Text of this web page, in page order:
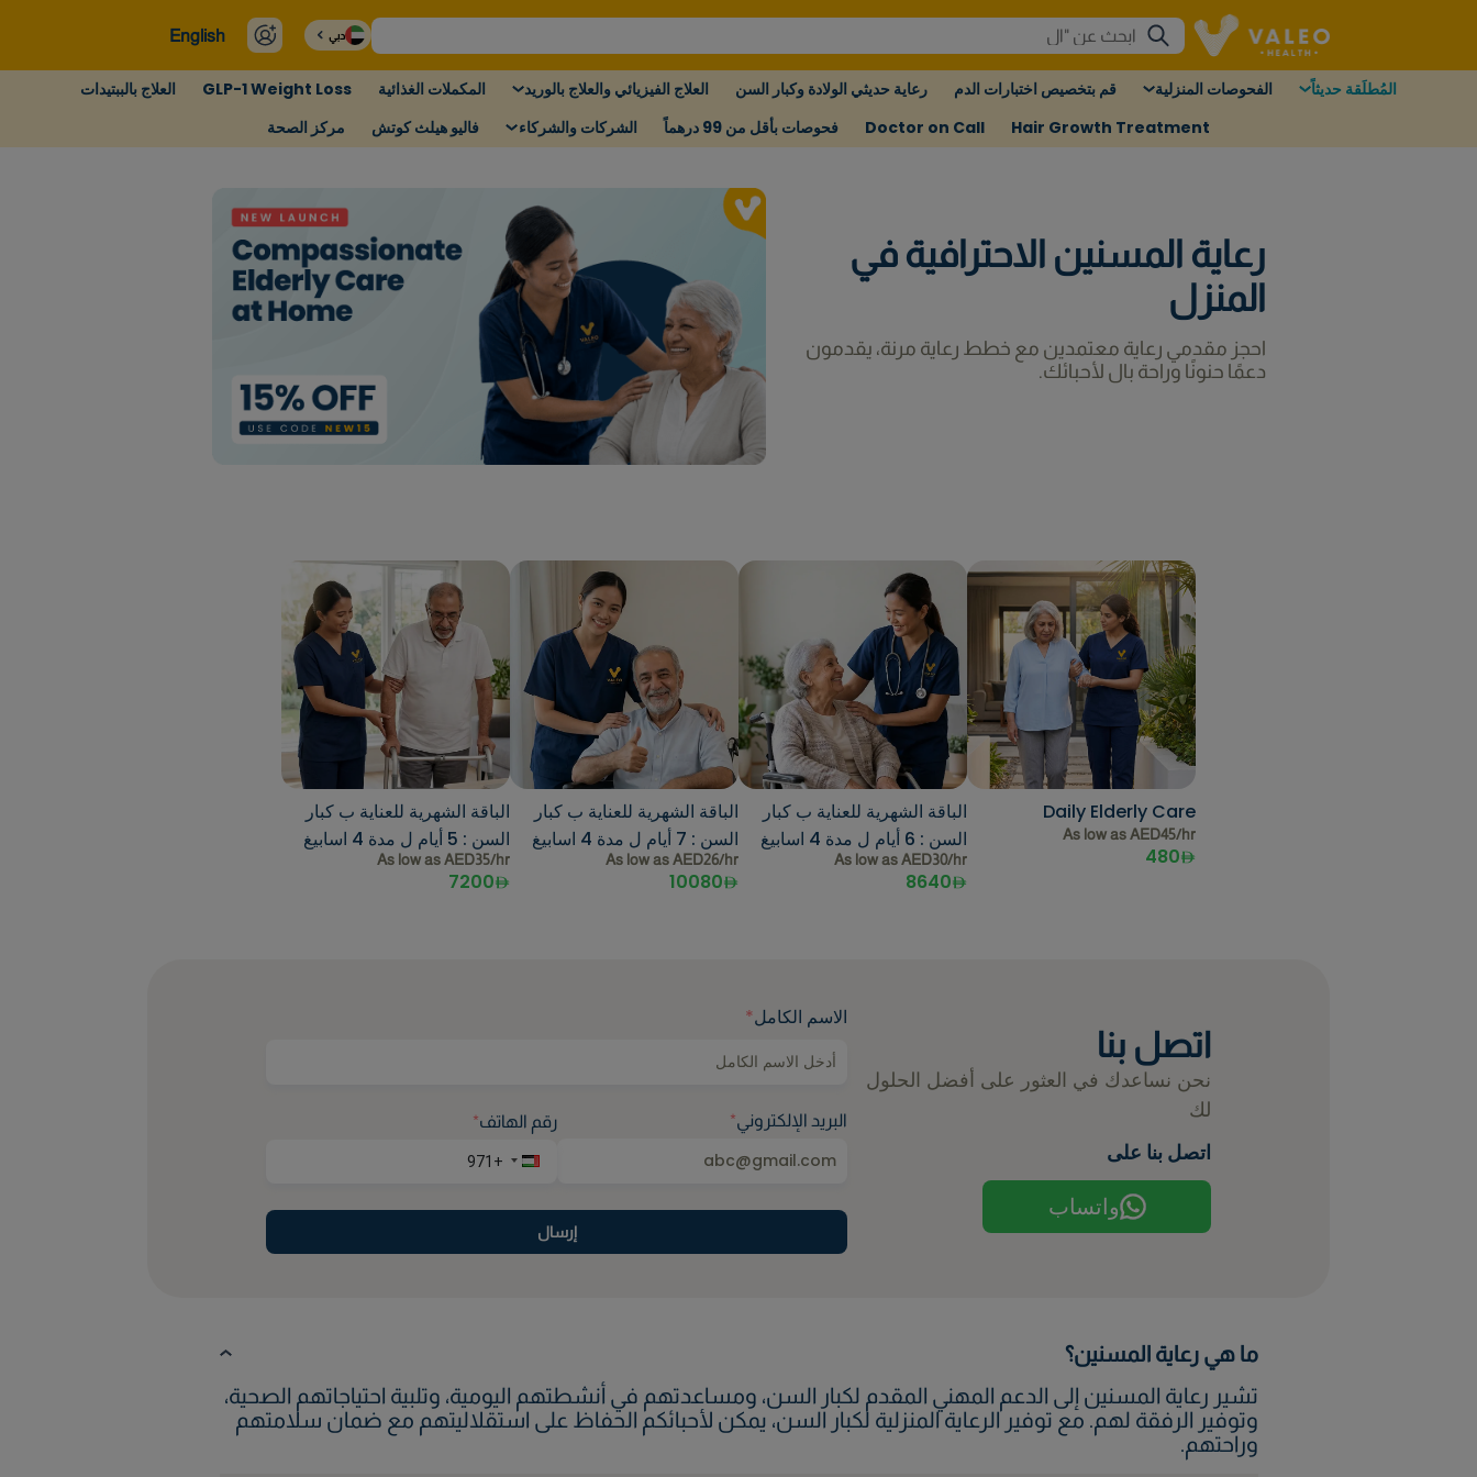
دبي English
المُطلَقة حديثاً الفحوصات المنزلية قم بتخصيص اختبارات الدم رعاية حديثي الولادة وكبار السن العلاج الفيزيائي والعلاج بالوريد المكملات الغذائية GLP-1 Weight Loss
العلاج بالببتيدات
Hair Growth Treatment
Doctor on Call فحوصات بأقل من 99 درهماً الشركات والشركاء فاليو هيلث كوتش مركز الصحة
رعاية المسنين الاحترافية في
المنزل
احجز مقدمي رعاية معتمدين مع خطط رعاية مرنة، يقدمون
دعمًا حنونًا وراحة بال لأحبائك.
Daily Elderly Care
As low as AED45/hr
480
الباقة الشهرية للعناية ب كبار
السن : 6 أيام ل مدة 4 اسابيغ
As low as AED30/hr
8640
الباقة الشهرية للعناية ب كبار
السن : 7 أيام ل مدة 4 اسابيغ
As low as AED26/hr
10080
الباقة الشهرية للعناية ب كبار
السن : 5 أيام ل مدة 4 اسابيغ
As low as AED35/hr
7200
اتصل بنا
نحن نساعدك في العثور على أفضل الحلول
لك
اتصل بنا على
واتساب
الاسم الكامل*
البريد الإلكتروني* رقم الهاتف*
إرسال
ما هي رعاية المسنين؟
تشير رعاية المسنين إلى الدعم المهني المقدم لكبار السن، ومساعدتهم في أنشطتهم اليومية، وتلبية احتياجاتهم الصحية،
وتوفير الرفقة لهم. مع توفير الرعاية المنزلية لكبار السن، يمكن لأحبائكم الحفاظ على استقلاليتهم مع ضمان سلامتهم
وراحتهم.